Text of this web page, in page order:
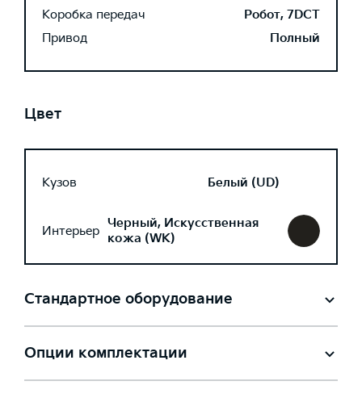
Коробка передач
Робот, 7DCT
Привод
Полный
Цвет
Кузов Белый (UD)
Интерьер Черный, Искусственная
кожа (WK)
Стандартное оборудование
Опции комплектации